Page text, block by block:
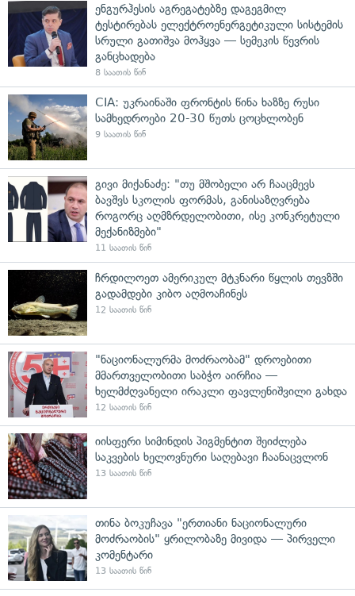
ენგურჰესის აგრეგატებზე დაგეგმილ
ტესტირებას ელექტროენერგეტიკული სისტემის
სრული გათიშვა მოჰყვა — სემეკის წევრის
განცხადება
8 საათის წინ
CIA: უკრაინაში ფრონტის წინა ხაზზე რუსი
სამხედროები 20-30 წუთს ცოცხლობენ
9 საათის წინ
გივი მიქანაძე: "თუ მშობელი არ ჩააცმევს
ბავშვს სკოლის ფორმას, განისაზღვრება
როგორც აღმზრდელობითი, ისე კონკრეტული
მექანიზმები"
11 საათის წინ
ჩრდილოეთ ამერიკულ მტკნარი წყლის თევზში
გადამდები კიბო აღმოაჩინეს
12 საათის წინ
"ნაციონალურმა მოძრაობამ" დროებითი
მმართველობითი საბჭო აირჩია —
ხელმძღვანელი ირაკლი ფავლენიშვილი გახდა
12 საათის წინ
იისფერი სიმინდის პიგმენტით შეიძლება
საკვების ხელოვნური საღებავი ჩაანაცვლონ
13 საათის წინ
თინა ბოკუჩავა "ერთიანი ნაციონალური
მოძრაობის" ყრილობაზე მივიდა — პირველი
კომენტარი
13 საათის წინ